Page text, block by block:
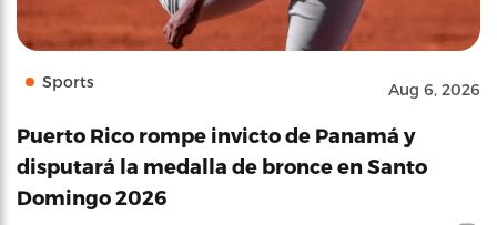
Sports Aug 6, 2026
Puerto Rico rompe invicto de Panamá y
disputará la medalla de bronce en Santo
Domingo 2026